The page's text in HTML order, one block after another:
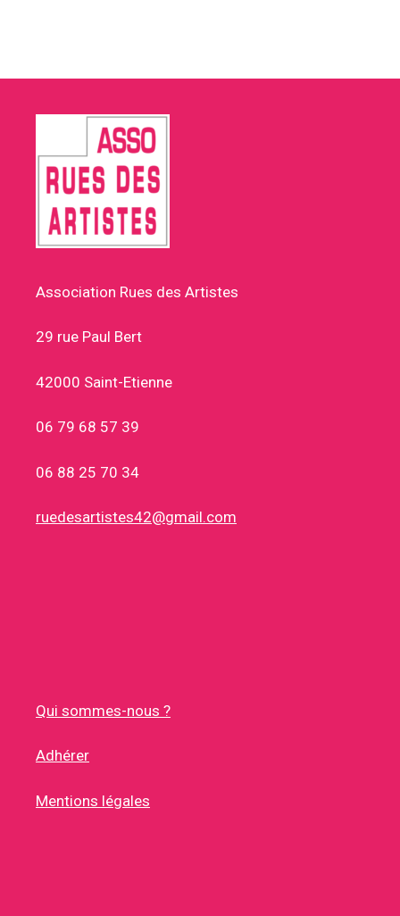
Association Rues des Artistes
29 rue Paul Bert
42000 Saint-Etienne
06 79 68 57 39
06 88 25 70 34
ruedesartistes42@gmail.com
Qui sommes-nous ?
Adhérer
Mentions légales